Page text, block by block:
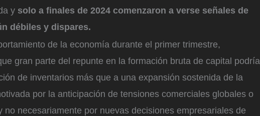
y solo a finales de 2024 comenzaron a verse señales de
débiles y dispares.
de la economía durante el primer trimestre,
gran parte del repunte en la formación bruta de capital podría
de inventarios más que a una expansión sostenida de la
por la anticipación de tensiones comerciales globales o
no necesariamente por nuevas decisiones empresariales de